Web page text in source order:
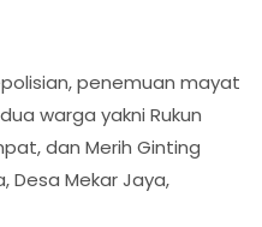
penemuan mayat
warga yakni Rukun
dan Merih Ginting
Desa Mekar Jaya,